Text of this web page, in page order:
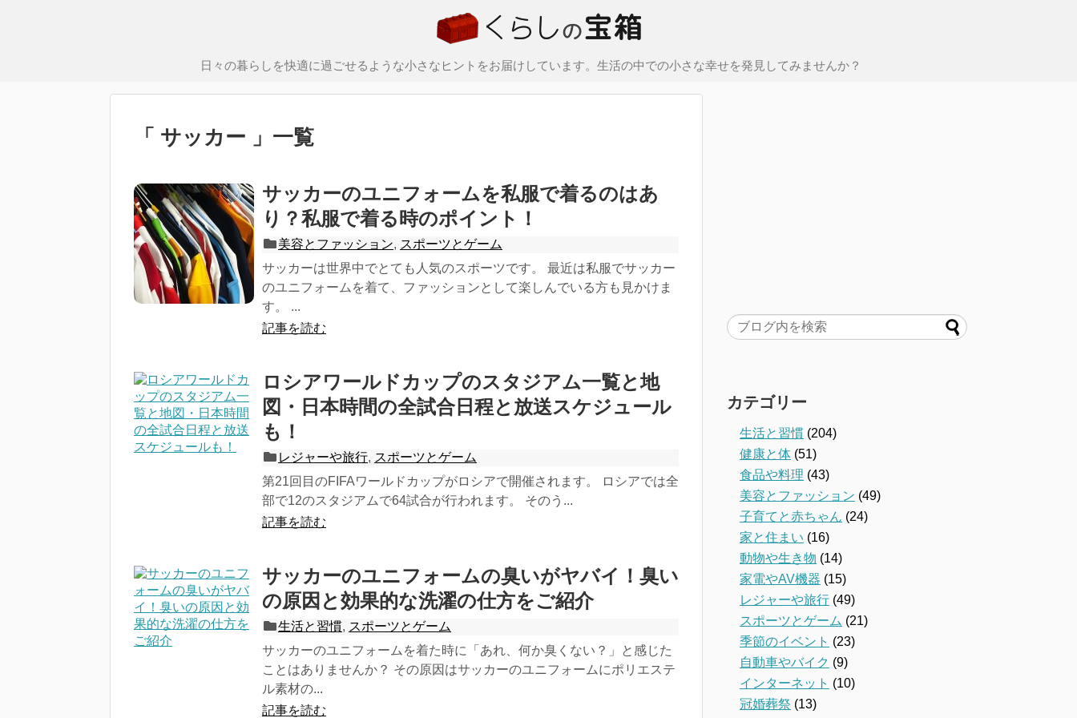
日々の暮らしを快適に過ごせるような小さなヒントをお届けしています。生活の中での小さな幸せを発見してみませんか？
「 サッカー 」一覧
サッカーのユニフォームを私服で着るのはあ
り？私服で着る時のポイント！
美容とファッション, スポーツとゲーム
サッカーは世界中でとても人気のスポーツです。 最近は私服でサッカー
のユニフォームを着て、ファッションとして楽しんでいる方も見かけま
す。 ...
記事を読む
ロシアワールドカップのスタジアム一覧と地
図・日本時間の全試合日程と放送スケジュール
も！
レジャーや旅行, スポーツとゲーム
第21回目のFIFAワールドカップがロシアで開催されます。 ロシアでは全
部で12のスタジアムで64試合が行われます。 そのう...
記事を読む
サッカーのユニフォームの臭いがヤバイ！臭い
の原因と効果的な洗濯の仕方をご紹介
生活と習慣, スポーツとゲーム
サッカーのユニフォームを着た時に「あれ、何か臭くない？」と感じた
ことはありませんか？ その原因はサッカーのユニフォームにポリエステ
ル素材の...
記事を読む
カテゴリー
生活と習慣 (204)
健康と体 (51)
食品や料理 (43)
美容とファッション (49)
子育てと赤ちゃん (24)
家と住まい (16)
動物や生き物 (14)
家電やAV機器 (15)
レジャーや旅行 (49)
スポーツとゲーム (21)
季節のイベント (23)
自動車やバイク (9)
インターネット (10)
冠婚葬祭 (13)